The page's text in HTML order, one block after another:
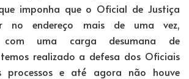
imponha que o Oficial de Justiça
no endereço mais de uma vez,
com uma carga desumana de
realizado a defesa dos Oficiais
processos e até agora não houve